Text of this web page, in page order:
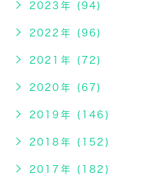
2023年 (94)
2022年 (96)
2021年 (72)
2020年 (67)
2019年 (146)
2018年 (152)
2017年 (182)